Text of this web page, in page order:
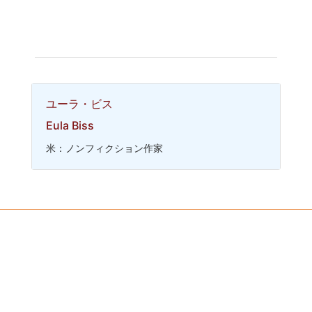
ユーラ・ビス
Eula Biss
米：ノンフィクション作家